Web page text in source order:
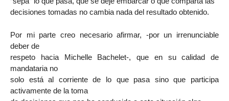
decisiones tomadas no cambia nada del resultado obtenido.
Por mi parte creo necesario afirmar, -por un irrenunciable
deber de
respeto hacia Michelle Bachelet-, que en su calidad de
mandataria no
solo está al corriente de lo que pasa sino que participa
activamente de la toma